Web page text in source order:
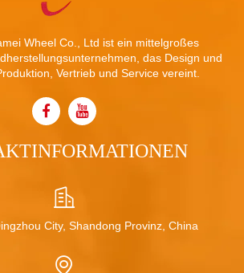
Wheel Co., Ltd ist ein mittelgroßes
das Design und
Vertrieb und Service vereint.
City, Shandong Provinz, China